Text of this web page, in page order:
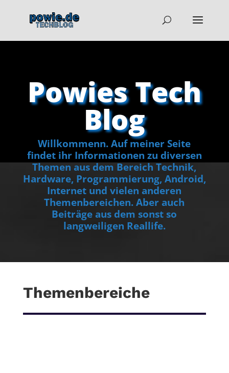
Powies Tech
Blog
Willkommenn. Auf meiner Seite
findet ihr Informationen zu diversen
Themen aus dem Bereich Technik,
Hardware, Programmierung, Android,
Internet und vielen anderen
Themenbereichen. Aber auch
Beiträge aus dem sonst so
langweiligen Reallife.
Themenbereiche